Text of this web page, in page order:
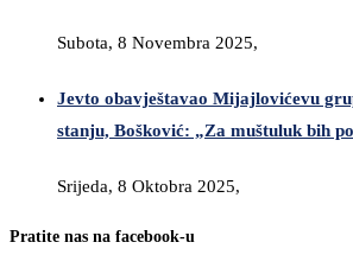
Subota, 8 Novembra 2025,
Jevto obavještavao Mijajlovićevu
stanju, Bošković: „Za muštuluk bih
Srijeda, 8 Oktobra 2025,
Pratite nas na facebook-u